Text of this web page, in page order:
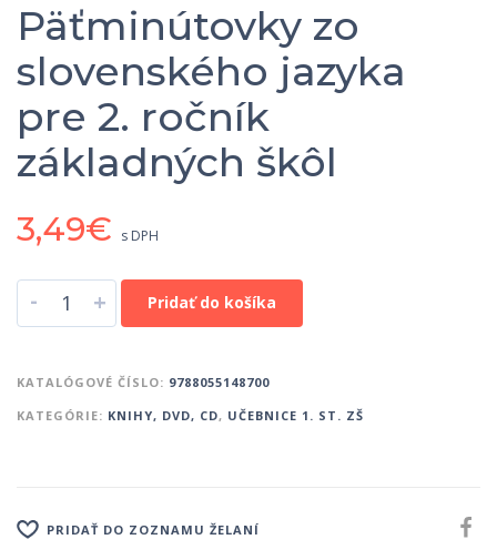
Päťminútovky zo
slovenského jazyka
pre 2. ročník
základných škôl
3,49€ s DPH
- + Pridať do košíka
KATALÓGOVÉ ČÍSLO: 9788055148700
KATEGÓRIE: KNIHY, DVD, CD, UČEBNICE 1. ST. ZŠ
PRIDAŤ DO ZOZNAMU ŽELANÍ